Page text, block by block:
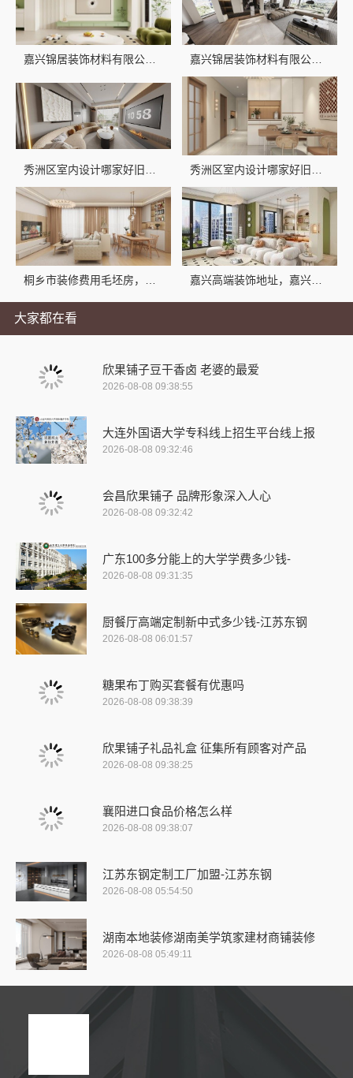
嘉兴锦居装饰材料有限公司|桐乡市环保室内设计口碑之选 嘉兴锦居装饰材料有限公司-南湖区小户型装饰推荐
秀洲区室内设计哪家好旧房翻新选嘉兴锦居装饰材料有限公司 秀洲区室内设计哪家好旧房翻新嘉兴锦居装饰材料有限公司
桐乡市装修费用毛坯房，嘉兴锦居装饰材料有限公司 嘉兴高端装饰地址，嘉兴锦居装饰材料有限公司
大家都在看
欣果铺子豆干香卤 老婆的最爱
2026-08-08 09:38:55
大连外国语大学专科线上招生平台线上报
2026-08-08 09:32:46
会昌欣果铺子 品牌形象深入人心
2026-08-08 09:32:42
广东100多分能上的大学学费多少钱-
2026-08-08 09:31:35
厨餐厅高端定制新中式多少钱-江苏东钢
2026-08-08 06:01:57
糖果布丁购买套餐有优惠吗
2026-08-08 09:38:39
欣果铺子礼品礼盒 征集所有顾客对产品
2026-08-08 09:38:25
襄阳进口食品价格怎么样
2026-08-08 09:38:07
江苏东钢定制工厂加盟-江苏东钢
2026-08-08 05:54:50
湖南本地装修湖南美学筑家建材商铺装修
2026-08-08 05:49:11